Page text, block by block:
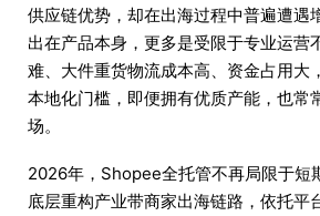
供应链优势，却在出海过程中普遍遭遇
出在产品本身，更多是受限于专业运营
难、大件重货物流成本高、资金占用大
本地化门槛，即便拥有优质产能，也常
场。
2026年，Shopee全托管不再局限于短
底层重构产业带商家出海链路，依托平